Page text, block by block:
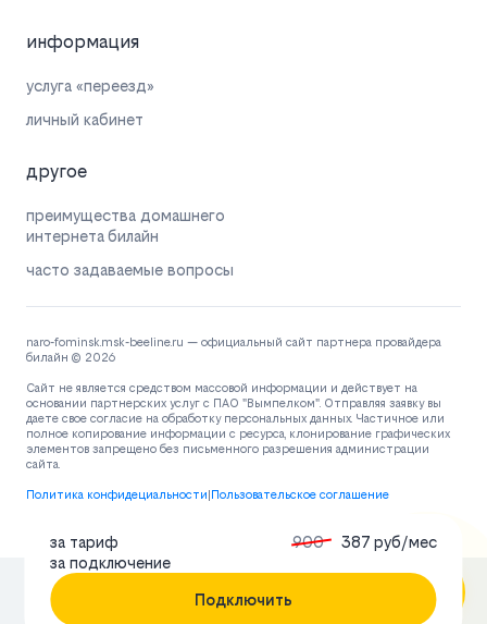
за тариф 900
387 руб/мес
за подключение
Подключить
информация
услуга «переезд»
личный кабинет
другое
преимущества домашнего
интернета билайн
часто задаваемые вопросы
naro-fominsk.msk-beeline.ru — официальный сайт партнера провайдера
билайн © 2026
Сайт не является средством массовой информации и действует на
основании партнерских услуг с ПАО "Вымпелком". Отправляя заявку вы
даете свое согласие на обработку персональных данных. Частичное или
полное копирование информации с ресурса, клонирование графических
элементов запрещено без письменного разрешения администрации
сайта.
Политика конфидециальности|Пользовательское соглашение